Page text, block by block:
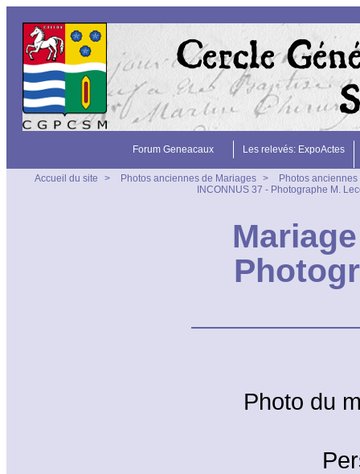
Forum Geneacaux Les relevés: ExpoActes
Accueil du site > Photos anciennes de Mariages >
Photos
INCONNUS 37 - Photographe M.
Photo du